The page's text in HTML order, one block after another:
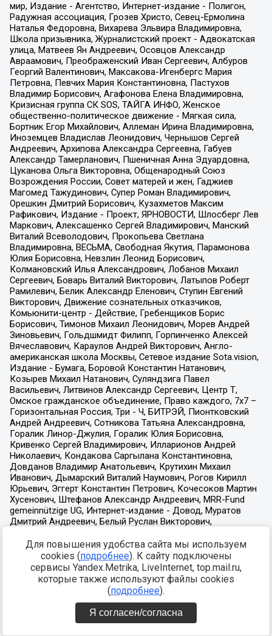
Для повышения удобства сайта мы используем
cookies (подробнее). К сайту подключены
сервисы Yandex.Metrika, LiveInternet, top.mail.ru,
которые также используют файлы cookies
(подробнее).
Я согласен/согласна